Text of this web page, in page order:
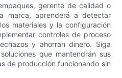
gerente de calidad o
marca, aprenderá a detectar
materiales y la configuración
controles de proceso
y ahorran dinero. Siga
que mantendrán sus
de producción funcionando sin